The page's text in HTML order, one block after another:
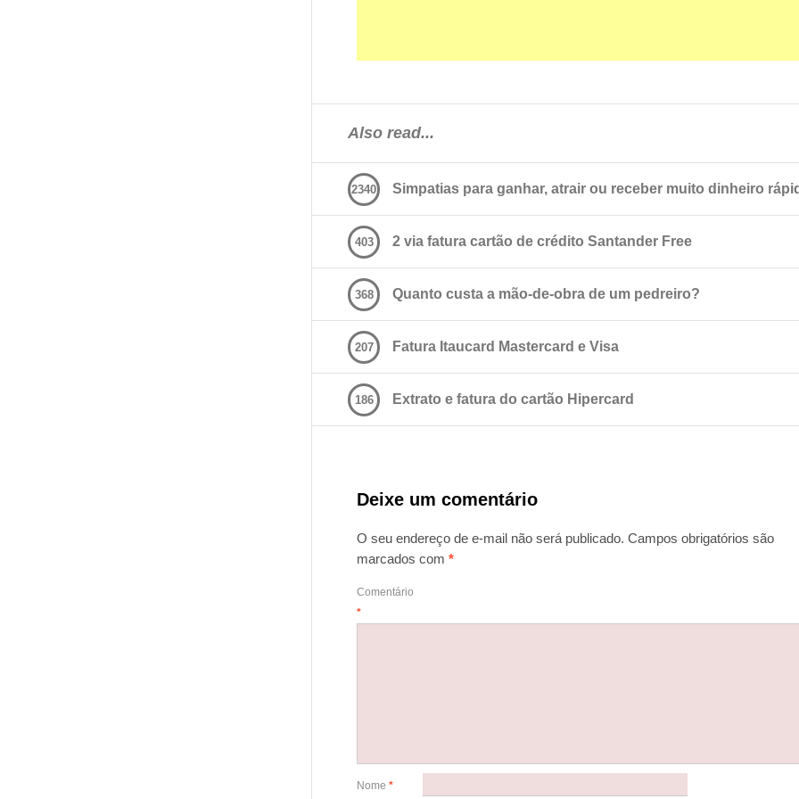
Also read...
Simpatias para ganhar, atrair ou receber muito dinheiro
2340
2 via fatura cartão de crédito Santander Free
403
Quanto custa a mão-de-obra de um pedreiro?
368
Fatura Itaucard Mastercard e Visa
207
Extrato e fatura do cartão Hipercard
186
Deixe um comentário
O seu endereço de e-mail não será publicado. Campos obrigatórios são
marcados com*
Comentário
*
Nome*